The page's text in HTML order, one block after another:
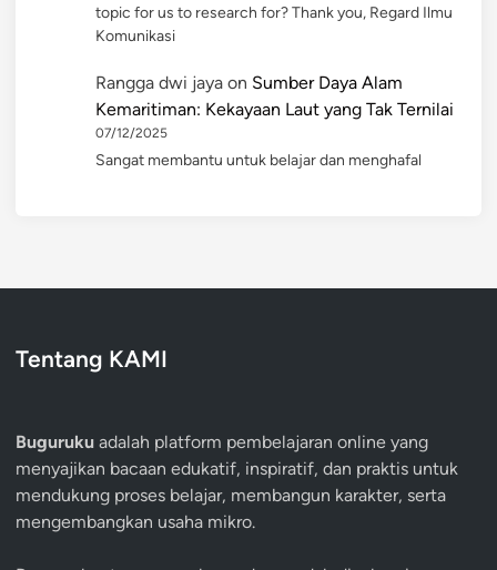
topic for us to research for? Thank you, Regard Ilmu
Komunikasi
Rangga dwi jaya on Sumber Daya Alam
Kemaritiman: Kekayaan Laut yang Tak Ternilai
07/12/2025
Sangat membantu untuk belajar dan menghafal
Tentang KAMI
Buguruku adalah platform pembelajaran online yang
menyajikan bacaan edukatif, inspiratif, dan praktis untuk
mendukung proses belajar, membangun karakter, serta
mengembangkan usaha mikro.